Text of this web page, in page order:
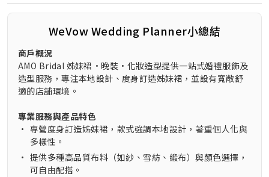
WeVow Wedding Planner小總結
商戶概況
AMO Bridal 姊妹裙·晚裝·化妝造型提供一站式婚禮服飾及
造型服務，專注本地設計、度身訂造姊妹裙，並設有寬敞舒
適的店舖環境。
專業服務與產品特色
• 專營度身訂造姊妹裙，款式強調本地設計，著重個人化與
多樣性。
• 提供多種高品質布料（如紗、雪紡、緞布）與顏色選擇，
可自由配搭。